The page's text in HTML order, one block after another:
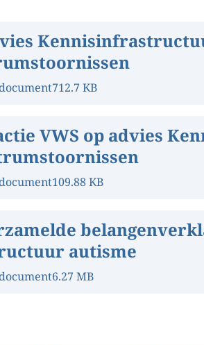
712.7 KB
VWS op advies
109.88 KB
autisme
6.27 MB